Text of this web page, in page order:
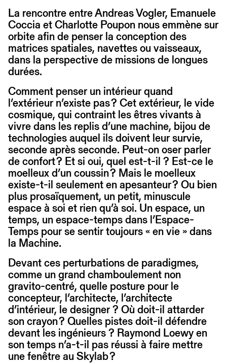
La rencontre entre Andreas Vogler, Emanuele
Coccia et Charlotte Poupon nous emmène sur
orbite afin de penser la conception des
matrices spatiales, navettes ou vaisseaux,
dans la perspective de missions de longues
durées.
Comment penser un intérieur quand
l’extérieur n’existe pas ? Cet extérieur, le vide
cosmique, qui contraint les êtres vivants à
vivre dans les replis d’une machine, bijou de
technologies auquel ils doivent leur survie,
seconde après seconde. Peut-on oser parler
de confort ? Et si oui, quel est-t-il ? Est-ce le
moelleux d’un coussin ? Mais le moelleux
existe-t-il seulement en apesanteur ? Ou bien
plus prosaïquement, un petit, minuscule
espace à soi et rien qu’à soi. Un espace, un
temps, un espace-temps dans l’Espace-
Temps pour se sentir toujours « en vie » dans
la Machine.
Devant ces perturbations de paradigmes,
comme un grand chamboulement non
gravito-centré, quelle posture pour le
concepteur, l’architecte, l’architecte
d’intérieur, le designer ? Où doit-il attarder
son crayon ? Quelles pistes doit-il défendre
devant les ingénieurs ? Raymond Loewy en
son temps n’a-t-il pas réussi à faire mettre
une fenêtre au Skylab ?